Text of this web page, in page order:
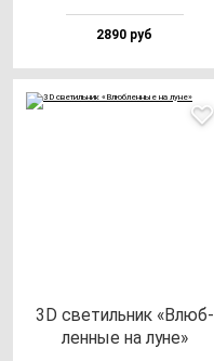
2890 руб
3D све­тиль­ник «Влюб­
лен­ные на лу­не»